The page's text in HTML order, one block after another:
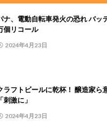
ナ、電動自転車発火の恐れ バッ
個リコール
2024年4月23日
ラフトビールに乾杯！ 醸造家ら
「刺激に」
2024年4月23日